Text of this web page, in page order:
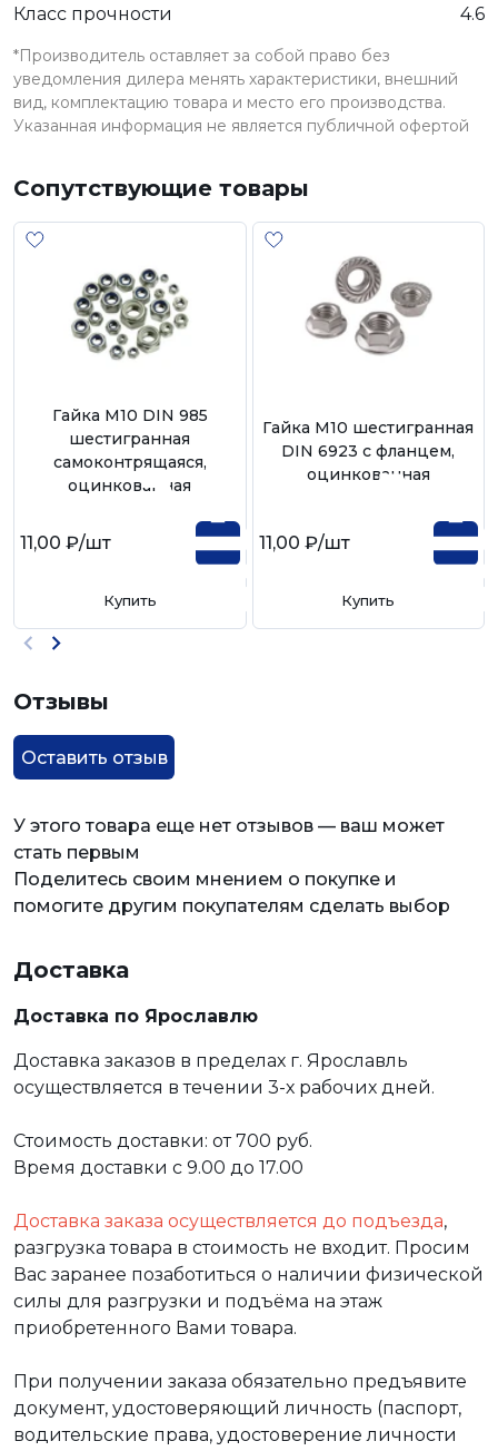
Класс прочности
4.6
*Производитель оставляет за собой право без
уведомления дилера менять характеристики, внешний
вид, комплектацию товара и место его производства.
Указанная информация не является публичной офертой
Сопутствующие товары
Гайка М10 DIN 985
шестигранная
самоконтрящаяся,
оцинкованная
11,00 ₽/шт
Купить
Гайка М10 шестигранная
DIN 6923 с фланцем,
оцинкованная
11,00 ₽/шт
Купить
Отзывы
Оставить отзыв
У этого товара еще нет отзывов — ваш может
стать первым
Поделитесь своим мнением о покупке и
помогите другим покупателям сделать выбор
Доставка
Доставка по Ярославлю
Доставка заказов в пределах г. Ярославль
осуществляется в течении 3-х рабочих дней.
Стоимость доставки: от 700 руб.
Время доставки с 9.00 до 17.00
Доставка заказа осуществляется до подъезда,
разгрузка товара в стоимость не входит. Просим
Вас заранее позаботиться о наличии физической
силы для разгрузки и подъёма на этаж
приобретенного Вами товара.
При получении заказа обязательно предъявите
документ, удостоверяющий личность (паспорт,
водительские права, удостоверение личности